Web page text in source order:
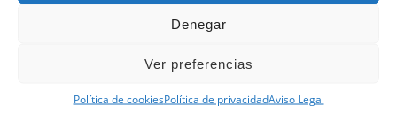
Denegar
Ver preferencias
Política de cookiesPolítica de privacidadAviso Legal
septiembre 2024
agosto 2024